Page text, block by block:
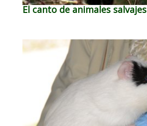
El canto de animales salvajes